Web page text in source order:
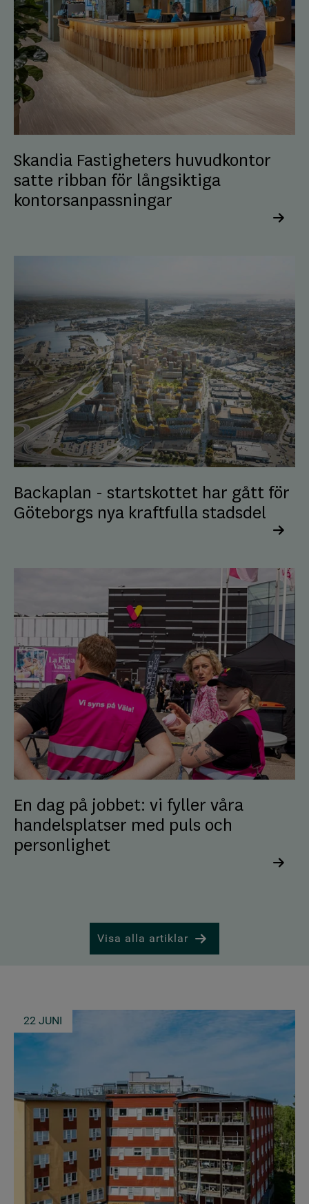
Skandia Fastigheters huvudkontor
satte ribban för långsiktiga
kontorsanpassningar
Backaplan - startskottet har gått för
Göteborgs nya kraftfulla stadsdel
En dag på jobbet: vi fyller våra
handelsplatser med puls och
personlighet
Visa alla artiklar
22 JUNI